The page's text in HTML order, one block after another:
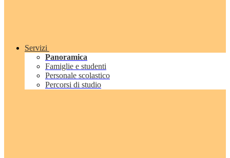
Servizi
Panoramica
Famiglie e studenti
Personale scolastico
Percorsi di studio